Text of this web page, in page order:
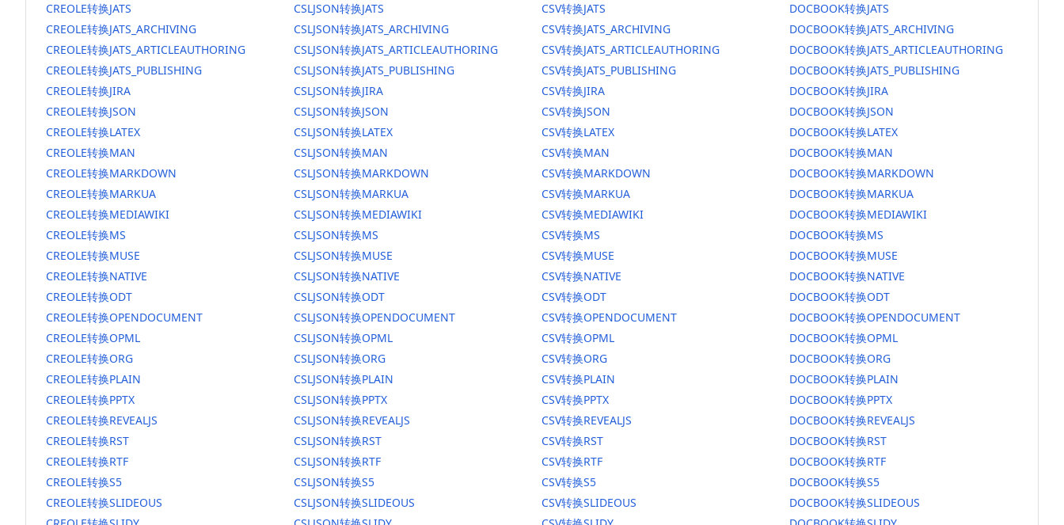
CREOLE转换JATS
CREOLE转换JATS_ARCHIVING
CREOLE转换JATS_ARTICLEAUTHORING
CREOLE转换JATS_PUBLISHING
CREOLE转换JIRA
CREOLE转换JSON
CREOLE转换LATEX
CREOLE转换MAN
CREOLE转换MARKDOWN
CREOLE转换MARKUA
CREOLE转换MEDIAWIKI
CREOLE转换MS
CREOLE转换MUSE
CREOLE转换NATIVE
CREOLE转换ODT
CREOLE转换OPENDOCUMENT
CREOLE转换OPML
CREOLE转换ORG
CREOLE转换PLAIN
CREOLE转换PPTX
CREOLE转换REVEALJS
CREOLE转换RST
CREOLE转换RTF
CREOLE转换S5
CREOLE转换SLIDEOUS
CSLJSON转换JATS
CSLJSON转换JATS_ARCHIVING
CSLJSON转换JATS_ARTICLEAUTHORING
CSLJSON转换JATS_PUBLISHING
CSLJSON转换JIRA
CSLJSON转换JSON
CSLJSON转换LATEX
CSLJSON转换MAN
CSLJSON转换MARKDOWN
CSLJSON转换MARKUA
CSLJSON转换MEDIAWIKI
CSLJSON转换MS
CSLJSON转换MUSE
CSLJSON转换NATIVE
CSLJSON转换ODT
CSLJSON转换OPENDOCUMENT
CSLJSON转换OPML
CSLJSON转换ORG
CSLJSON转换PLAIN
CSLJSON转换PPTX
CSLJSON转换REVEALJS
CSLJSON转换RST
CSLJSON转换RTF
CSLJSON转换S5
CSLJSON转换SLIDEOUS
CSV转换JATS
CSV转换JATS_ARCHIVING
CSV转换JATS_ARTICLEAUTHORING
CSV转换JATS_PUBLISHING
CSV转换JIRA
CSV转换JSON
CSV转换LATEX
CSV转换MAN
CSV转换MARKDOWN
CSV转换MARKUA
CSV转换MEDIAWIKI
CSV转换MS
CSV转换MUSE
CSV转换NATIVE
CSV转换ODT
CSV转换OPENDOCUMENT
CSV转换OPML
CSV转换ORG
CSV转换PLAIN
CSV转换PPTX
CSV转换REVEALJS
CSV转换RST
CSV转换RTF
CSV转换S5
CSV转换SLIDEOUS
DOCBOOK转换JATS
DOCBOOK转换JATS_ARCHIVING
DOCBOOK转换JATS_ARTICLEAUTHORING
DOCBOOK转换JATS_PUBLISHING
DOCBOOK转换JIRA
DOCBOOK转换JSON
DOCBOOK转换LATEX
DOCBOOK转换MAN
DOCBOOK转换MARKDOWN
DOCBOOK转换MARKUA
DOCBOOK转换MEDIAWIKI
DOCBOOK转换MS
DOCBOOK转换MUSE
DOCBOOK转换NATIVE
DOCBOOK转换ODT
DOCBOOK转换OPENDOCUMENT
DOCBOOK转换OPML
DOCBOOK转换ORG
DOCBOOK转换PLAIN
DOCBOOK转换PPTX
DOCBOOK转换REVEALJS
DOCBOOK转换RST
DOCBOOK转换RTF
DOCBOOK转换S5
DOCBOOK转换SLIDEOUS